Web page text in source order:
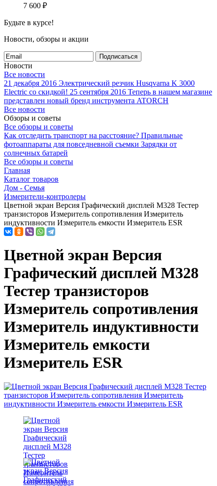
7 600 ₽
Будьте в курсе!
Новости, обзоры и акции
Подписаться
Новости
Все новости
21 декабря 2016 Электрический резчик Husqvarna K 3000
Electric со скидкой! 25 сентября 2016 Теперь в нашем магазине
представлен новый бренд инструмента ATORCH
Все новости
Обзоры и советы
Все обзоры и советы
Как отследить транспорт на расстояние? Правильные
фотоаппараты для повседневной съемки Зарядки от
солнечных батарей
Все обзоры и советы
Главная
Каталог товаров
Дом - Семья
Измерители-контролеры
Цветной экран Версия Графический дисплей M328 Тестер
транзисторов Измеритель сопротивления Измеритель
индуктивности Измеритель емкости Измеритель ESR
Цветной экран Версия
Графический дисплей M328
Тестер транзисторов
Измеритель сопротивления
Измеритель индуктивности
Измеритель емкости
Измеритель ESR